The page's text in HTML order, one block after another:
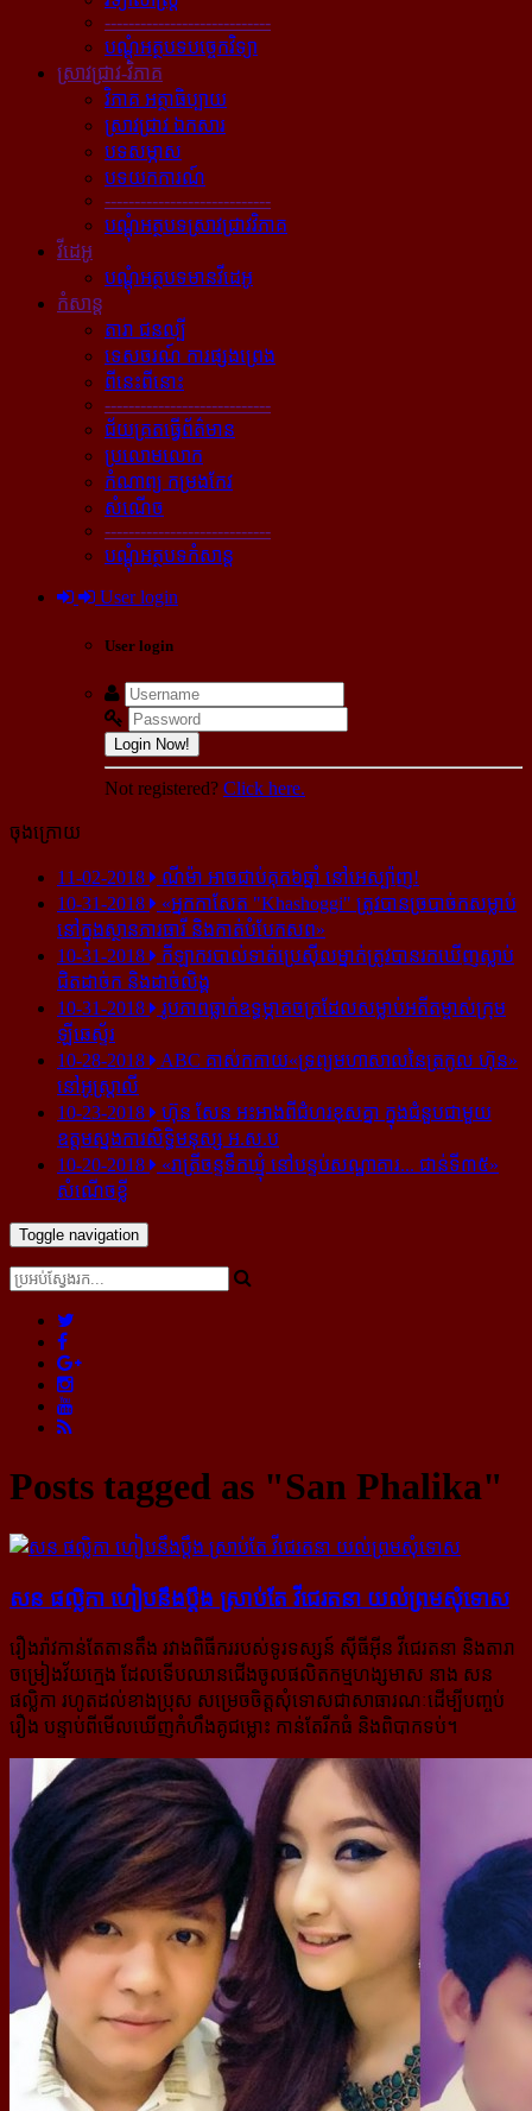
----------------------------
បណ្ដុំអត្ថបទបច្ចេកវិទ្យា
ស្រាវជ្រាវ-វិភាគ
វិភាគ អត្ថាធិប្បាយ
ស្រាវជ្រាវ ឯកសារ
បទសម្ភាស
បទយកការណ៍
----------------------------
បណ្ដុំអត្ថបទស្រាវជ្រាវវិភាគ
វីដេអូ
បណ្ដុំអត្ថបទមានវីដេអូ
កំសាន្ដ
តារា ជនល្បី
ទេសចរណ៍ ការផ្សងព្រេង
ពីនេះពីនោះ
----------------------------
ជ័យគ្រតធ្វើព័ត៌មាន
ប្រលោមលោក
កំណាព្យ កម្រងកែវ
សំណើច
----------------------------
បណ្ដុំអត្ថបទកំសាន្ដ
User login
User login
Login Now!
Not registered? Click here.
ចុងក្រោយ
11-02-2018
ណីម៉ា អាច​ជាប់​គុក​៦ឆ្នាំ នៅ​អេស្ប៉ាញ!
10-31-2018
«អ្នក​កាសែត "Khashoggi" ត្រូវ​បាន​ច្របាច់ក​សម្លាប់​
នៅ​ក្នុង​ស្ថាន​ភារធារី និង​កាត់​បំបែក​សព»
10-31-2018
កីឡាករ​បាល់ទាត់​ប្រេស៊ីល​ម្នាក់​ត្រូវ​បាន​រក​ឃើញ​ស្លាប់​
ជិត​ដាច់ក និង​ដាច់​លិង្គ
10-31-2018
រូបភាព​ធ្លាក់​ឧទ្ធម្ភាគចក្រ​ដែល​សម្លាប់​អតីត​ម្ចាស់​ក្រុម​
ឡីឆេស្ទ័រ
10-28-2018
ABC គាស់​កកាយ​«ទ្រព្យមហាសាល​នៃ​ត្រកូល ហ៊ុន»​
នៅ​អូស្ត្រាលី
10-23-2018
ហ៊ុន សែន អះអាង​ពី​ជំហរ​ខុស​គ្នា ក្នុង​ជំនួប​ជាមួយ​
ឧត្តម​ស្នងការ​សិទ្ធិ​មនុស្ស អ.ស.ប
10-20-2018
«រាត្រីចន្ទទឹកឃ្មុំ នៅបន្ទប់សណ្ឋាគារ... ជាន់ទី៣៥»
សំណើចខ្លី
Toggle navigation
Posts tagged as "San Phalika"
សន ផល្លិកា ហៀប​នឹង​ប្តឹង ស្រាប់​តែ វីជេរតនា យល់​ព្រម​សុំ​ទោស
រឿងរ៉ាវកាន់តែតានតឹង រវាងពិធីកររបស់ទូរទស្សន៍ ស៊ីធីអ៊ីន វីជេរតនា និងតារា
ចម្រៀង​វ័យក្មេង​ ដែលទើប​ឈាន​ជើងចូលផលិតកម្មហង្សមាស នាង សន
ផល្លិកា រហូតដល់ខាងប្រុស ​សម្រេចចិត្តសុំទោស​ជាសាធារណៈ​ដើម្បី​បញ្ចប់
រឿង បន្ទាប់ពីមើលឃើញកំហឹងគូជម្លោះ កាន់តែរីកធំ និងពិបាកទប់។